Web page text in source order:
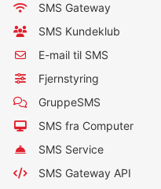
SMS Gateway
SMS Kundeklub
E-mail til SMS
Fjernstyring
GruppeSMS
SMS fra Computer
SMS Service
SMS Gateway API